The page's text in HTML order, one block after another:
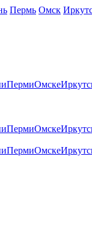
Пермь Омск
ПермиОмске
ПермиОмске
ПермиОмске